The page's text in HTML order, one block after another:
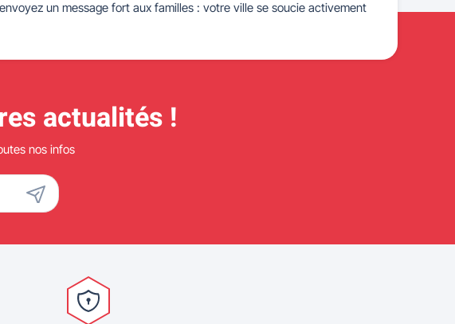
un message fort aux familles : votre ville se soucie activement
actualités !
nos infos